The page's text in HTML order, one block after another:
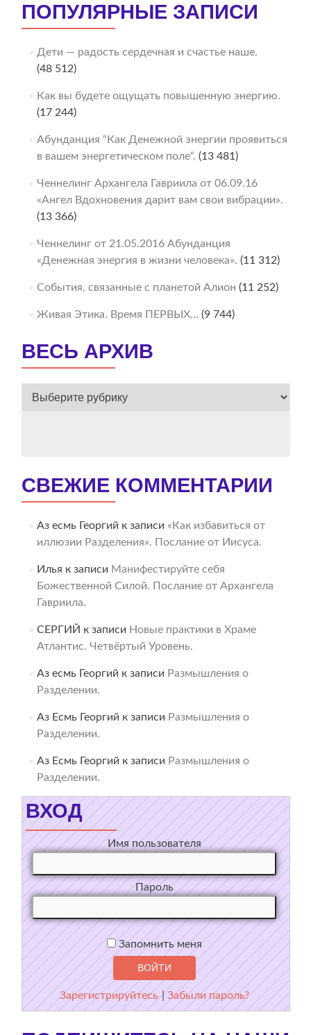
ПОПУЛЯРНЫЕ ЗАПИСИ
Дети — радость сердечная и счастье наше.
(48 512)
Как вы будете ощущать повышенную энергию.
(17 244)
Абунданция “Как Денежной энергии проявиться
в вашем энергетическом поле“. (13 481)
Ченнелинг Архангела Гавриила от 06.09.16
«Ангел Вдохновения дарит вам свои вибрации».
(13 366)
Ченнелинг от 21.05.2016 Абунданция
«Денежная энергия в жизни человека». (11 312)
События, связанные с планетой Алион (11 252)
Живая Этика. Время ПЕРВЫХ… (9 744)
ВЕСЬ АРХИВ
ВЕСЬ
СВЕЖИЕ КОММЕНТАРИИ
Аз есмь Георгий к записи «Как избавиться от
иллюзии Разделения». Послание от Иисуса.
Илья к записи Манифестируйте себя
Божественной Силой. Послание от Архангела
Гавриила.
СЕРГИЙ к записи Новые практики в Храме
Атлантис. Четвёртый Уровень.
Аз есмь Георгий к записи Размышления о
Разделении.
Аз Есмь Георгий к записи Размышления о
Разделении.
Аз Есмь Георгий к записи Размышления о
Разделении.
ВХОД
Имя пользователя
Пароль
Запомнить меня
Зарегистрируйтесь |Забыли пароль?